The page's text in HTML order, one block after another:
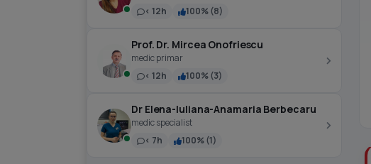
< 12h
100% (8)
Prof. Dr. Mircea Onofriescu
medic primar
< 12h
100% (3)
Dr Elena-Iuliana-Anamaria Berbecaru
medic specialist
< 7h
100% (1)